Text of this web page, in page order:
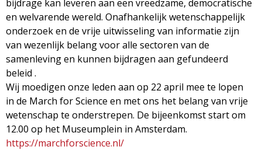
bijdrage kan leveren aan een vreedzame, democratische
en welvarende wereld. Onafhankelijk wetenschappelijk
onderzoek en de vrije uitwisseling van informatie zijn
van wezenlijk belang voor alle sectoren van de
samenleving en kunnen bijdragen aan gefundeerd
beleid .
Wij moedigen onze leden aan op 22 april mee te lopen
in de March for Science en met ons het belang van vrije
wetenschap te onderstrepen. De bijeenkomst start om
12.00 op het Museumplein in Amsterdam.
https://marchforscience.nl/